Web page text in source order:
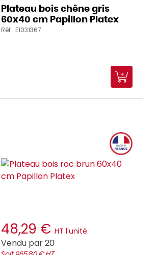
Plateau bois chêne gris
60x40 cm Papillon Platex
Réf : E1031367
48,29 € HT l'unité
Vendu par 20